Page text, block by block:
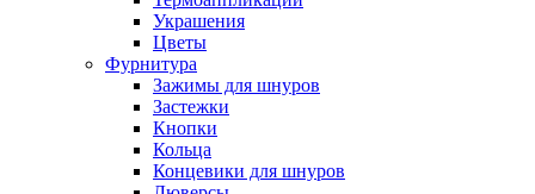
Украшения
Цветы
Фурнитура
Зажимы для шнуров
Застежки
Кнопки
Кольца
Концевики для шнуров